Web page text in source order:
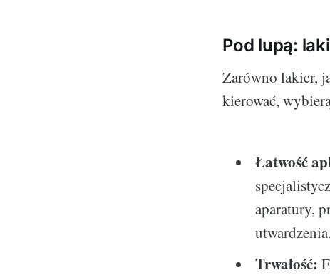
Pod lupą:
Zarówno lakier,
kierować,
Łatwość
aparatury,
utwardzenia.
Trwałość: